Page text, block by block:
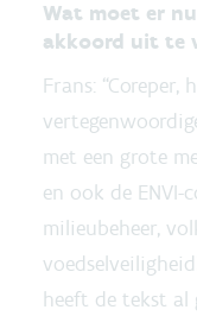
Wat moet er
akkoord uit te
Frans:
met een grote
en ook de ENVI-
milieubeheer,
heeft de tekst al